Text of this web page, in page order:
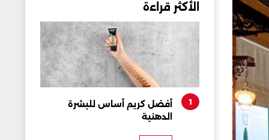
الأكثر قراءة
1
أفضل كريم أساس للبشرة
الدهنية